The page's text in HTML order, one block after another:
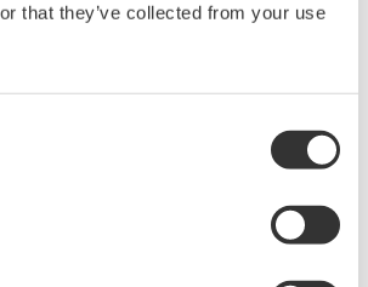
that they’ve collected from your use
CMMS